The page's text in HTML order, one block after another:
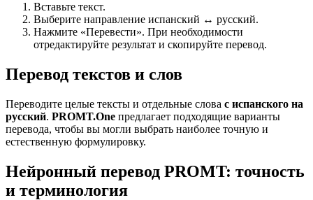
Вставьте текст.
Выберите направление испанский ↔ русский.
Нажмите «Перевести». При необходимости
отредактируйте результат и скопируйте перевод.
Перевод текстов и слов
Переводите целые тексты и отдельные слова с испанского на
русский. PROMT.One предлагает подходящие варианты
перевода, чтобы вы могли выбрать наиболее точную и
естественную формулировку.
Нейронный перевод PROMT: точность
и терминология